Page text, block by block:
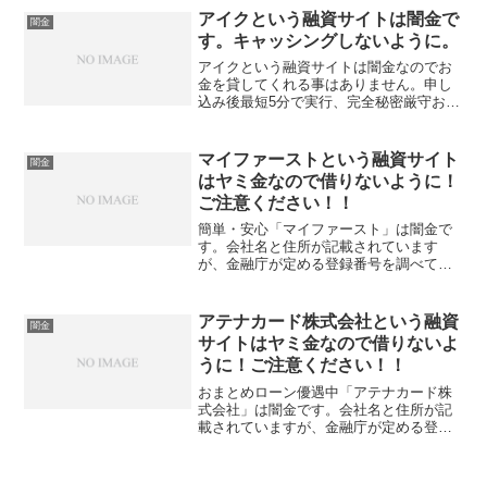
に、注意して下さい。申し込みしても、
審査をするのではなく、個人...
闇金
アイクという融資サイトは闇金で
す。キャッシングしないように。
アイクという融資サイトは闇金なのでお
金を貸してくれる事はありません。申し
込み後最短5分で実行、完全秘密厳守お約
てはいけません！騙すための餌です。こ
のサイトに記載されてい...
闇金
マイファーストという融資サイト
はヤミ金なので借りないように！
ご注意ください！！
簡単・安心「マイファースト」は闇金で
す。会社名と住所が記載されています
が、金融庁が定める登録番号を調べてみ
イトを用意していますが、ただの闇金で
す。他社でお断りされた方過...
闇金
アテナカード株式会社という融資
サイトはヤミ金なので借りないよ
うに！ご注意ください！！
おまとめローン優遇中「アテナカード株
式会社」は闇金です。会社名と住所が記
載されていますが、金融庁が定める登録